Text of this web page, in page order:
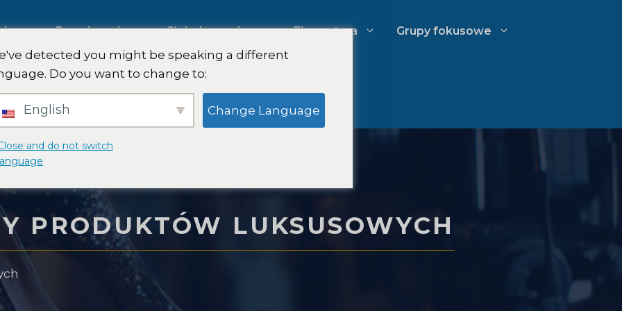
Rozwiązania
Międzynarodowe badania rynku
Badania jakościowe i ilościowe
Doradztwo strategiczne
Testowanie smaku
Zarządzanie wydatkami kancelarii
Globalny zasięg Ekspertyza Grupy fokusowe
PRODUKTÓW LUKSUSOWYCH
detected you might be speaking a different
Do you want to change to:
English Change Language
and do not switch